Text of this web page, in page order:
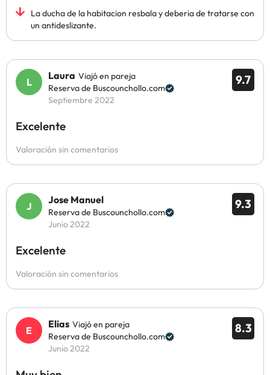
La ducha de la habitacion resbala y deberia de tratarse con
un antideslizante.
9.7
Laura Viajó en pareja
Reserva de Buscounchollo.com
Septiembre 2022
Excelente
Valoración sin comentarios
9.3
Jose Manuel
Reserva de Buscounchollo.com
Junio 2022
Excelente
Valoración sin comentarios
8.3
Elias Viajó en pareja
Reserva de Buscounchollo.com
Junio 2022